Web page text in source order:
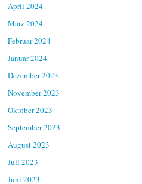
April 2024
März 2024
Februar 2024
Januar 2024
Dezember 2023
November 2023
Oktober 2023
September 2023
August 2023
Juli 2023
Juni 2023